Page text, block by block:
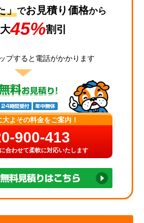
」でお見積り価格から
45%割引
プすると電話がかかります
大よその料金をご案内！
900-413
合わせて柔軟に対応いたします